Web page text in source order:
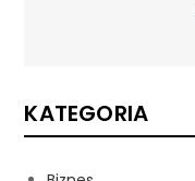
KATEGORIA